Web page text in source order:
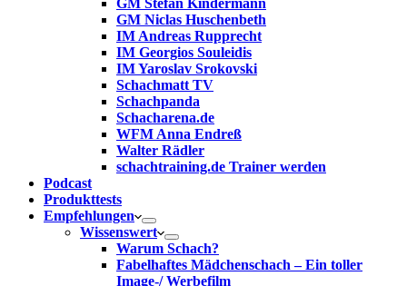
GM Stefan Kindermann
GM Niclas Huschenbeth
IM Andreas Rupprecht
IM Georgios Souleidis
IM Yaroslav Srokovski
Schachmatt TV
Schachpanda
Schacharena.de
WFM Anna Endreß
Walter Rädler
schachtraining.de Trainer werden
Podcast
Produkttests
Empfehlungen
Wissenswert
Warum Schach?
Fabelhaftes Mädchenschach – Ein toller
Image-/ Werbefilm